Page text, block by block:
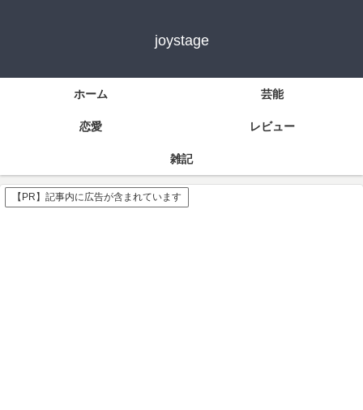
joystage
ホーム 芸能
恋愛 レビュー
雑記
【PR】記事内に広告が含まれています